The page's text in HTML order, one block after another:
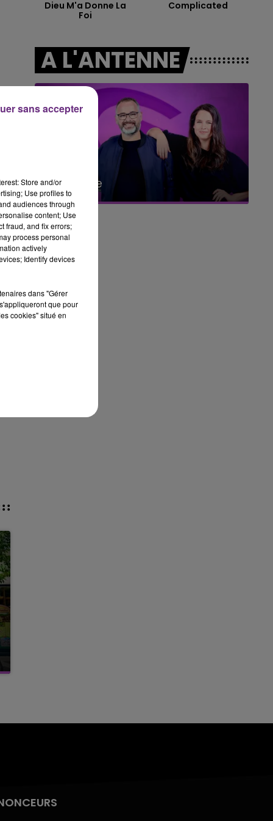
5h00 - 6h00
LE BEST OF DE LA FAMILLE
Dieu M'a Donne La
Foi
Complicated
A L'ANTENNE
LE TICKET DE CAISSE
Store and/or
Use profiles to
audiences through
content; Use
fraud, and fix errors;
process personal
actively
Identify devices
dans "Gérer
que pour
cookies" situé en
sans accepter